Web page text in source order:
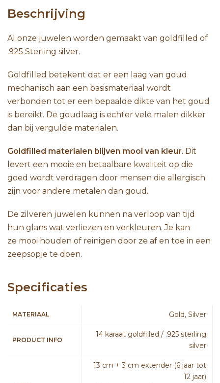
Beschrijving
Al onze juwelen worden gemaakt van goldfilled of
.925 Sterling silver.
Goldfilled betekent dat er een laag van goud
mechanisch aan een basismateriaal wordt
verbonden tot er een bepaalde dikte van het goud
is bereikt. De goudlaag is echter vele malen dikker
dan bij vergulde materialen.
Goldfilled materialen blijven mooi van kleur. Dit
levert een mooie en betaalbare kwaliteit op die
goed wordt verdragen door mensen die allergisch
zijn voor andere metalen dan goud.
De zilveren juwelen kunnen na verloop van tijd
hun glans wat verliezen en verkleuren. Je kan
ze mooi houden of reinigen door ze af en toe in een
zeepsopje te doen.
Specificaties
MATERIAAL Gold, Silver
PRODUCT INFO
14 karaat goldfilled / .925 sterling
silver
13 cm + 3 cm extender (6 jaar tot
12 jaar)